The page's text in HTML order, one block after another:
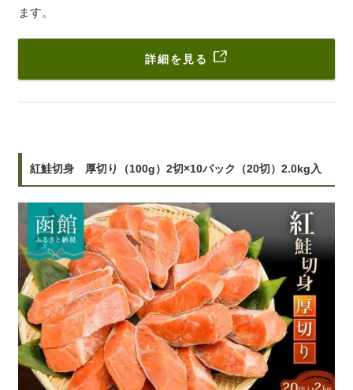
ます。
詳細を見る
紅鮭切身 厚切り（100g）2切×10パック（20切）2.0kg入